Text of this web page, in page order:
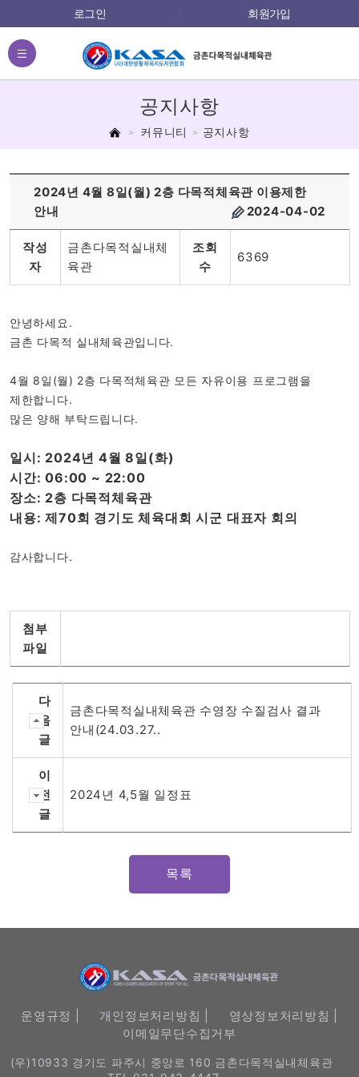
로그인 회원가입
전체메뉴
홈 커뮤니티 공지사항
공지사항
2024년 4월 8일(월) 2층 다목적체육관 이용제한
안내
2024-04-02
작성
자
금촌다목적실내체
육관
조회
수
6369
안녕하세요.
금촌 다목적 실내체육관입니다.
4월 8일(월) 2층 다목적체육관 모든 자유이용 프로그램을
제한합니다.
많은 양해 부탁드립니다.
일시: 2024년 4월 8일(화)
시간: 06:00 ~ 22:00
장소: 2층 다목적체육관
내용: 제70회 경기도 체육대회 시군 대표자 회의
감사합니다.
첨부
파일
다
음
글
금촌다목적실내체육관 수영장 수질검사 결과
안내(24.03.27..
이
전
글
2024년 4,5월 일정표
목록
운영규정 | 개인정보처리방침 |
영상정보처리방침 |
이메일무단수집거부
(우)10933 경기도 파주시 중앙로 160 금촌다목적실내체육관